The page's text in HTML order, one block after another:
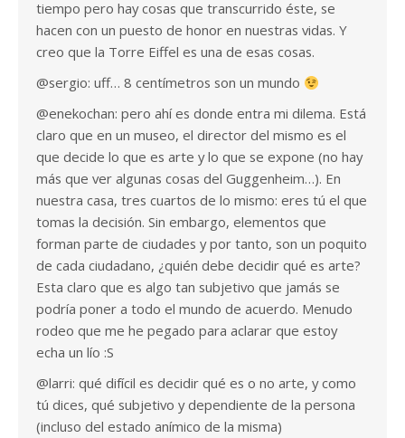
tiempo pero hay cosas que transcurrido éste, se
hacen con un puesto de honor en nuestras vidas. Y
creo que la Torre Eiffel es una de esas cosas.
@sergio: uff… 8 centímetros son un mundo
@enekochan: pero ahí es donde entra mi dilema. Está
claro que en un museo, el director del mismo es el
que decide lo que es arte y lo que se expone (no hay
más que ver algunas cosas del Guggenheim…). En
nuestra casa, tres cuartos de lo mismo: eres tú el que
tomas la decisión. Sin embargo, elementos que
forman parte de ciudades y por tanto, son un poquito
de cada ciudadano, ¿quién debe decidir qué es arte?
Esta claro que es algo tan subjetivo que jamás se
podría poner a todo el mundo de acuerdo. Menudo
rodeo que me he pegado para aclarar que estoy
echa un lío :S
@larri: qué difícil es decidir qué es o no arte, y como
tú dices, qué subjetivo y dependiente de la persona
(incluso del estado anímico de la misma)